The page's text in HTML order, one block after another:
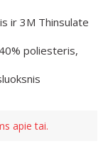
ir 3M Thinsulate
poliesteris,
apie tai.